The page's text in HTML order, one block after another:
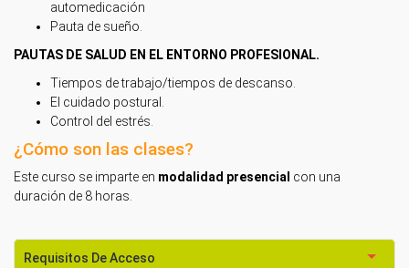
automedicación
Pauta de sueño.
PAUTAS DE SALUD EN EL ENTORNO PROFESIONAL.
Tiempos de trabajo/tiempos de descanso.
El cuidado postural.
Control del estrés.
¿Cómo son las clases?
Este curso se imparte en modalidad presencial con una
duración de 8 horas.
Requisitos De Acceso